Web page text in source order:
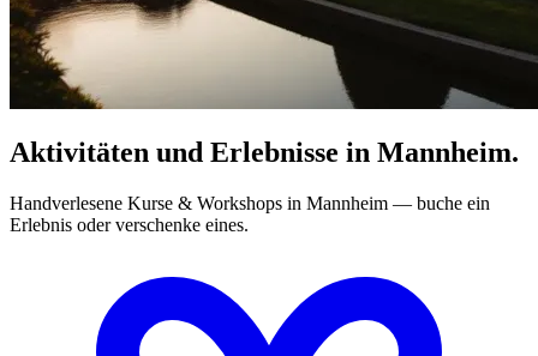
Aktivitäten und Erlebnisse in Mannheim.
Handverlesene Kurse & Workshops in Mannheim — buche ein
Erlebnis oder verschenke eines.